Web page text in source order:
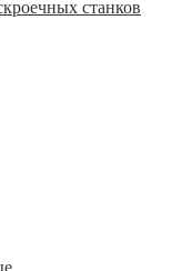
станков